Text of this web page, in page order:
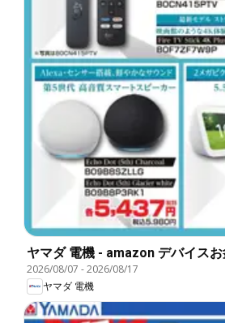
ヤマダ 電機 - amazon デバイス
2026/08/07 -2026/08/17
ヤマダ 電機